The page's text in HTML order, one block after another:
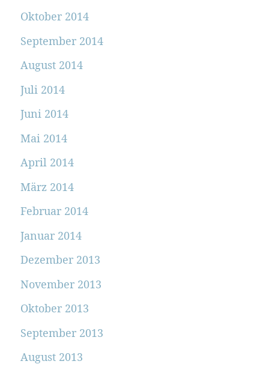
Oktober 2014
September 2014
August 2014
Juli 2014
Juni 2014
Mai 2014
April 2014
März 2014
Februar 2014
Januar 2014
Dezember 2013
November 2013
Oktober 2013
September 2013
August 2013